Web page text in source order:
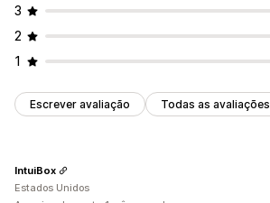
3
2
1
Escrever avaliação Todas as avaliações
IntuiBox
Estados Unidos